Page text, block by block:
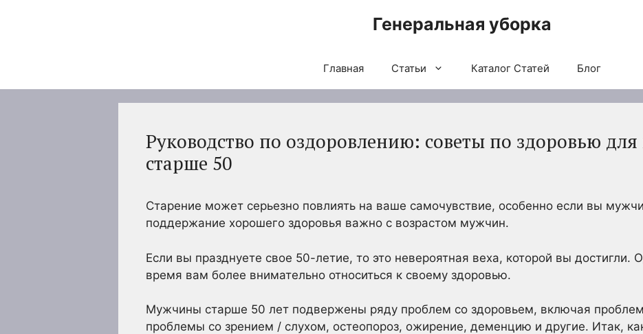
Генеральная уборка
Главная Статьи Каталог Статей Блог
Руководство по оздоровлению: советы по здоровью
старше 50
Старение может серьезно повлиять на ваше самочувствие, особенно если вы
поддержание хорошего здоровья важно с возрастом мужчин.
Если вы празднуете свое 50-летие, то это невероятная веха, которой вы достигли.
время вам более внимательно относиться к своему здоровью.
Мужчины старше 50 лет подвержены ряду проблем со здоровьем, включая
проблемы со зрением / слухом, остеопороз, ожирение, деменцию и другие. Итак,